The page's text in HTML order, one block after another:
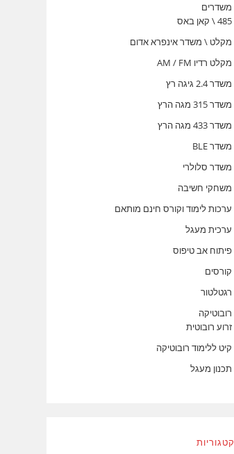
משדרים
485 \ קאן באס
מקלט \ משדר אינפרא אדום
מקלט רדיו AM / FM
משדר 2.4 גיגה רץ
משדר 315 מגה הרץ
משדר 433 מגה הרץ
משדר BLE
משדר סלולרי
משחקי חשיבה
ערכות לימוד וקורס חינם מותאם
ערכית מעגל
פיתוח אב טיפוס
קורסים
רגטלטור
רובוטיקה
זרוע רובוטית
קיט ללימוד רובוטיקה
תכנון מעגל
קטגוריות